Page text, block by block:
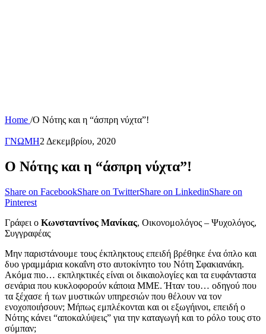
Home /Ο Νότης και η “άσπρη νύχτα”!
ΓΝΩΜΗ2 Δεκεμβρίου, 2020
Ο Νότης και η “άσπρη νύχτα”!
Share on FacebookShare on TwitterShare on LinkedinShare on
Pinterest
Γράφει ο Κωνσταντίνος Μανίκας, Οικονομολόγος – Ψυχολόγος,
Συγγραφέας
Μην παριστάνουμε τους έκπληκτους επειδή βρέθηκε ένα όπλο και
δυο γραμμάρια κοκαΐνη στο αυτοκίνητο του Νότη Σφακιανάκη.
Ακόμα πιο… εκπληκτικές είναι οι δικαιολογίες και τα ευφάνταστα
σενάρια που κυκλοφορούν κάποια ΜΜΕ. Ήταν του… οδηγού που
τα ξέχασε ή των μυστικών υπηρεσιών που θέλουν να τον
ενοχοποιήσουν; Μήπως εμπλέκονται και οι εξωγήινοι, επειδή ο
Νότης κάνει “αποκαλύψεις” για την καταγωγή και το ρόλο τους στο
σύμπαν;